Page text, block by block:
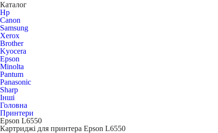
Каталог
Hp
Canon
Samsung
Xerox
Brother
Kyocera
Epson
Minolta
Pantum
Panasonic
Sharp
Інші
Головна
Принтери
Epson L6550
Картриджі для принтера Epson L6550